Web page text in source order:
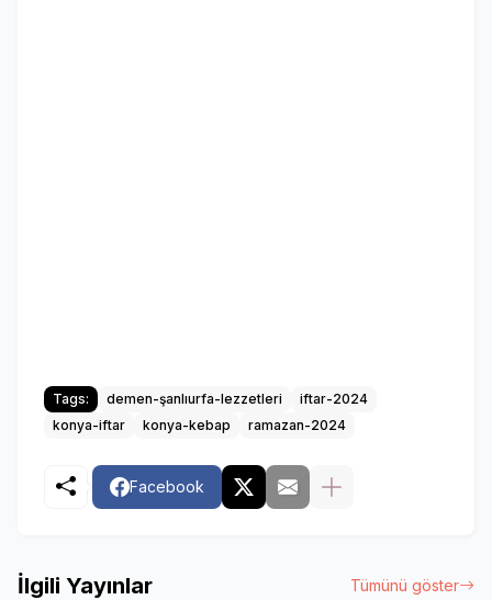
Tags: demen-şanlıurfa-lezzetleri
iftar-2024
konya-iftar
konya-kebap ramazan-2024
Facebook
İlgili Yayınlar Tümünü göster